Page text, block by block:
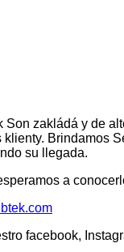
Son zakládá y de
Brindamos
su llegada.
a
facebook,